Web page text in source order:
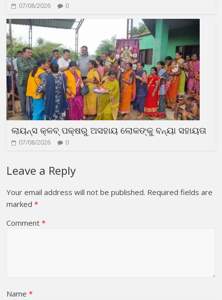
07/08/2026 0
ଲାୟନ୍ସ କ୍ଳବ୍ ପକ୍ଷରୁ ଅସହାୟ ଲୋକଙ୍କୁ ବନ୍ୟା ସହାୟତା
07/08/2026 0
Leave a Reply
Your email address will not be published. Required fields are
marked*
Comment*
Name*